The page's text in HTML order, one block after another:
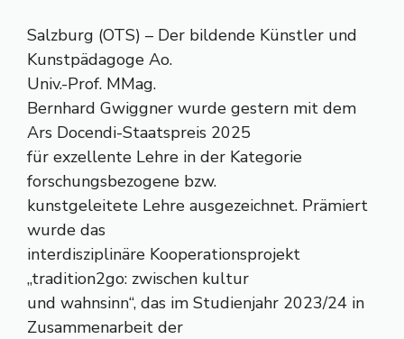
Salzburg (OTS) – Der bildende Künstler und
Kunstpädagoge Ao.
Univ.-Prof. MMag.
Bernhard Gwiggner wurde gestern mit dem
Ars Docendi-Staatspreis 2025
für exzellente Lehre in der Kategorie
forschungsbezogene bzw.
kunstgeleitete Lehre ausgezeichnet. Prämiert
wurde das
interdisziplinäre Kooperationsprojekt
„tradition2go: zwischen kultur
und wahnsinn“, das im Studienjahr 2023/24 in
Zusammenarbeit der